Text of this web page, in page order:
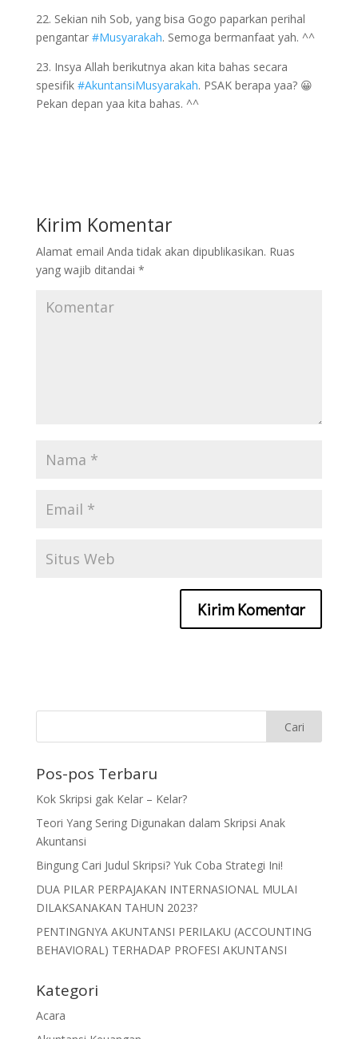
22. Sekian nih Sob, yang bisa Gogo paparkan perihal
pengantar #Musyarakah. Semoga bermanfaat yah. ^^
23. Insya Allah berikutnya akan kita bahas secara
spesifik #AkuntansiMusyarakah. PSAK berapa yaa? 😀
Pekan depan yaa kita bahas. ^^
Kirim Komentar
Alamat email Anda tidak akan dipublikasikan. Ruas
yang wajib ditandai *
Pos-pos Terbaru
Kok Skripsi gak Kelar – Kelar?
Teori Yang Sering Digunakan dalam Skripsi Anak
Akuntansi
Bingung Cari Judul Skripsi? Yuk Coba Strategi Ini!
DUA PILAR PERPAJAKAN INTERNASIONAL MULAI
DILAKSANAKAN TAHUN 2023?
PENTINGNYA AKUNTANSI PERILAKU (ACCOUNTING
BEHAVIORAL) TERHADAP PROFESI AKUNTANSI
Kategori
Acara